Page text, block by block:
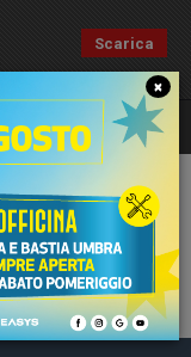
Scarica
×